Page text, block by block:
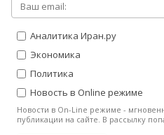
Аналитика Иран.ру
Экономика
Политика
Новость в Online режиме
Новости в On-Line режиме -
публикации на сайте. В рассылку